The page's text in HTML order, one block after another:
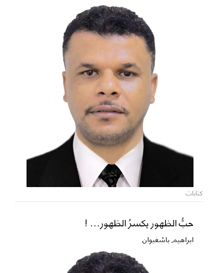
كتابات
حبُّ الظهور يكسرُ الظهور... !
ابراهيم باشغيوان